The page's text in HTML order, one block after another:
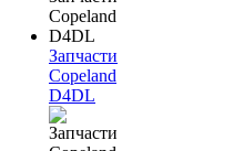
Запчасти
Copeland
D4DL